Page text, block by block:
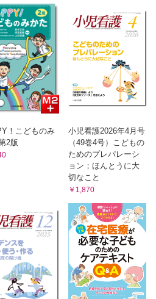
査，抽出，サンプルサイズ
分析する検定方法
看護の実施状況と課題
47）
事・ことわざ・名言をたずねて
できたり，新たに認識できるように
え
るみんなのコミュニケーション
なかかわり①；短期大学での授業か
！こどものみ
2版
小児看護2026年4月号
（49巻4号）こどもの
ためのプレパレーシ
ョン；ほんとうに大
切なこと
￥1,870